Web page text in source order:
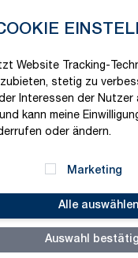
Website Tracking-
stetig zu
Interessen der Nutzer
kann meine
oder ändern.
Marketing
Alle auswählen
Auswahl